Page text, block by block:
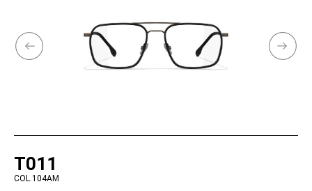
T011
COL.104AM